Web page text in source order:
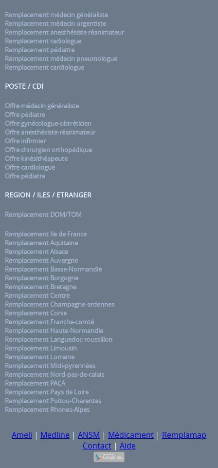
Remplacement médecin généraliste
Remplacement médecin urgentiste
Remplacement anesthésiste réanimateur
Remplacement radiologue
Remplacement pédiatre
Remplacement médecin pneumologue
Remplacement cardiologue
POSTE / CDI
Offre médecin généraliste
Offre pédiatre
Offre gynécologue-obtréticien
Offre anesthésiste-réanimateur
Offre infirmier
Offre chirurgien orthopédique
Offre kinésithéapeute
Offre cardiologue
Offre pédiatre
REGION / ILES / ETRANGER
Remplacement DOM/TOM
Remplacement Ile de France
Remplacement Aquitaine
Remplacement Alsace
Remplacement Auvergne
Remplacement Basse-Normandie
Remplacement Borgogne
Remplacement Bretagne
Remplacement Centre
Remplacement Champagne-ardennes
Remplacement Corse
Remplacement Franche-comté
Remplacement Haute-Normandie
Remplacement Languedoc-roussillon
Remplacement Limousin
Remplacement Lorraine
Remplacement Midi-pyrennées
Remplacement Nord-pas-de-calais
Remplacement PACA
Remplacement Pays de Loire
Remplacement Poitou-Charentes
Remplacement Rhones-Alpes
Ameli | Medline | ANSM | Médicament | Remplamap
Contact| Aide